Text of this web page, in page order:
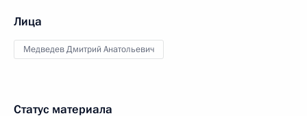
Лица
Медведев Дмитрий Анатольевич
Статус материала